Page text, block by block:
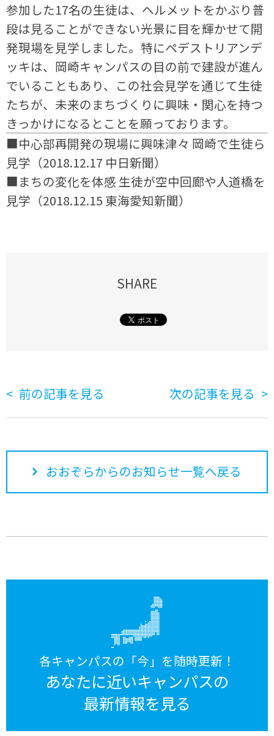
参加した17名の生徒は、ヘルメットをかぶり普
段は見ることができない光景に目を輝かせて開
発現場を見学しました。特にペデストリアンデ
ッキは、岡崎キャンパスの目の前で建設が進ん
でいることもあり、この社会見学を通じて生徒
たちが、未来のまちづくりに興味・関心を持つ
きっかけになるとことを願っております。
■中心部再開発の現場に興味津々 岡崎で生徒ら
見学（2018.12.17 中日新聞）
■まちの変化を体感 生徒が空中回廊や人道橋を
見学（2018.12.15 東海愛知新聞）
SHARE
前の記事を見る 次の記事を見る
おおぞらからのお知らせ一覧へ戻る
各キャンパスの「今」を随時更新！
あなたに近いキャンパスの
最新情報を見る